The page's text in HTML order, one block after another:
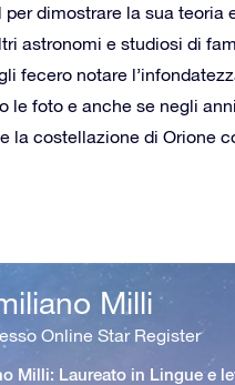
dimostrare la sua
astronomi e studiosi di
fecero notare
le foto e anche se negli
la costellazione di Orione
Milli
Online Star Register
Milli: Laureato in Lingue e